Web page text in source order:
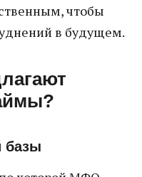
чтобы
в будущем.
базы